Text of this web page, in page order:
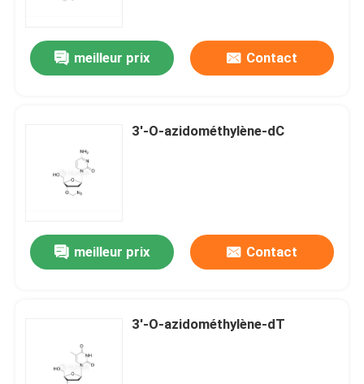
meilleur prix Contact
3'-O-azidométhylène-dC
meilleur prix Contact
3'-O-azidométhylène-dT